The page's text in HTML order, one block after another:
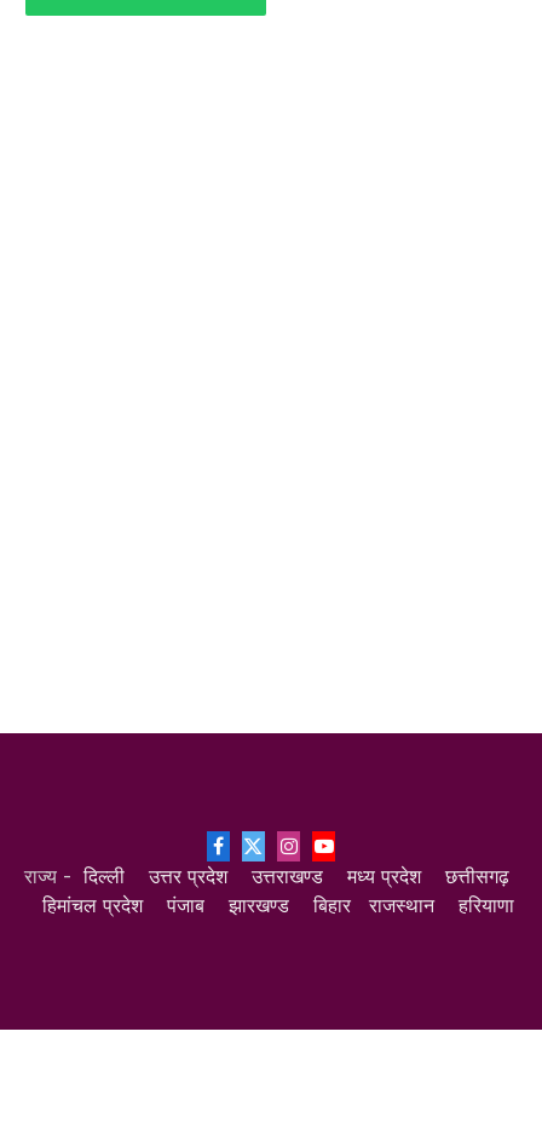
Facebook
X
(Twitter)
InstagramYouTube
राज्य -दिल्ली उत्तर प्रदेश उत्तराखण्ड मध्य प्रदेश
छत्तीसगढ़
हिमांचल प्रदेश
पंजाब झारखण्ड बिहार राजस्थान हरियाणा